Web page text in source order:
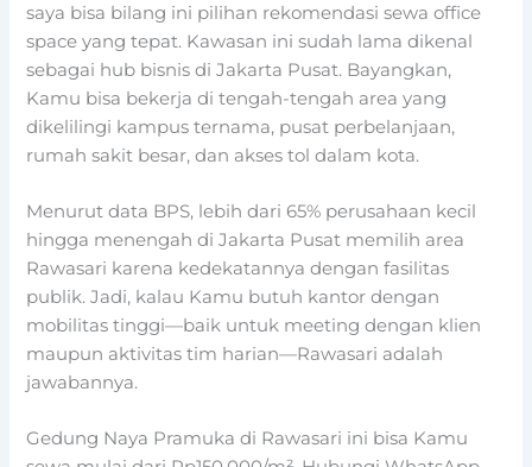
saya bisa bilang ini pilihan rekomendasi sewa office
space yang tepat. Kawasan ini sudah lama dikenal
sebagai hub bisnis di Jakarta Pusat. Bayangkan,
Kamu bisa bekerja di tengah-tengah area yang
dikelilingi kampus ternama, pusat perbelanjaan,
rumah sakit besar, dan akses tol dalam kota.
Menurut data BPS, lebih dari 65% perusahaan kecil
hingga menengah di Jakarta Pusat memilih area
Rawasari karena kedekatannya dengan fasilitas
publik. Jadi, kalau Kamu butuh kantor dengan
mobilitas tinggi—baik untuk meeting dengan klien
maupun aktivitas tim harian—Rawasari adalah
jawabannya.
Gedung Naya Pramuka di Rawasari ini bisa Kamu